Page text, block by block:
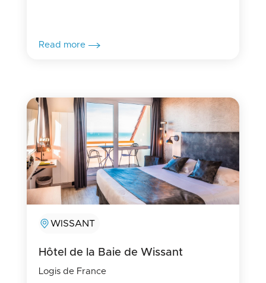
Read more
WISSANT
Hôtel de la Baie de Wissant
Logis de France